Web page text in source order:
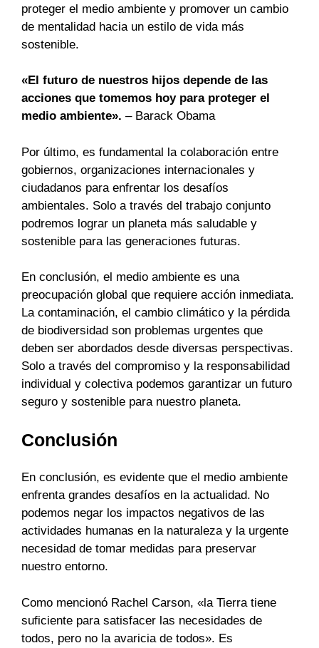
proteger el medio ambiente y promover un cambio
de mentalidad hacia un estilo de vida más
sostenible.
«El futuro de nuestros hijos depende de las
acciones que tomemos hoy para proteger el
medio ambiente». – Barack Obama
Por último, es fundamental la colaboración entre
gobiernos, organizaciones internacionales y
ciudadanos para enfrentar los desafíos
ambientales. Solo a través del trabajo conjunto
podremos lograr un planeta más saludable y
sostenible para las generaciones futuras.
En conclusión, el medio ambiente es una
preocupación global que requiere acción inmediata.
La contaminación, el cambio climático y la pérdida
de biodiversidad son problemas urgentes que
deben ser abordados desde diversas perspectivas.
Solo a través del compromiso y la responsabilidad
individual y colectiva podemos garantizar un futuro
seguro y sostenible para nuestro planeta.
Conclusión
En conclusión, es evidente que el medio ambiente
enfrenta grandes desafíos en la actualidad. No
podemos negar los impactos negativos de las
actividades humanas en la naturaleza y la urgente
necesidad de tomar medidas para preservar
nuestro entorno.
Como mencionó Rachel Carson, «la Tierra tiene
suficiente para satisfacer las necesidades de
todos, pero no la avaricia de todos». Es